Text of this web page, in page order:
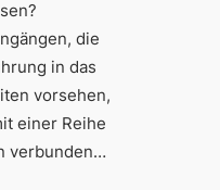
die
in das
vorsehen,
einer Reihe
verbunden…